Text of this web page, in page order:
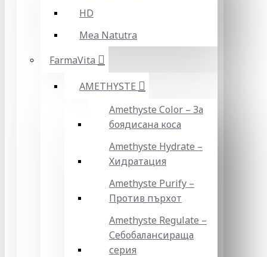
HD
Mea Natutra
FarmaVita
AMETHYSTE
Amethyste Color – За
боядисана коса
Amethyste Hydrate –
Хидратация
Amethyste Purify –
Против пърхот
Amethyste Regulate –
Себобалансираща
серия